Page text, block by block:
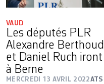
VAUD
Les députés PLR
Alexandre Berthoud
et Daniel Ruch iront
à Berne
MERCREDI 13 AVRIL 2022ATS